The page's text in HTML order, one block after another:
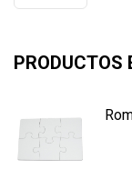
PRODUCTOS